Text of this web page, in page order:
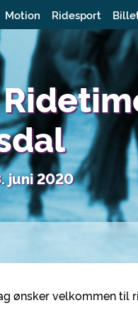
Motion Ridesport
juni 2020
ønsker velkommen til